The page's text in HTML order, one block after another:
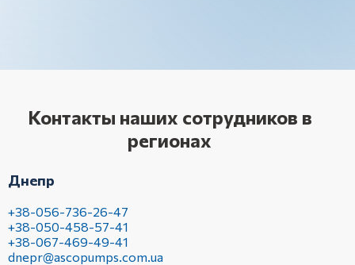
Контакты наших сотрудников в
регионах
Днепр
+38-056-736-26-47
+38-050-458-57-41
+38-067-469-49-41
dnepr@ascopumps.com.ua